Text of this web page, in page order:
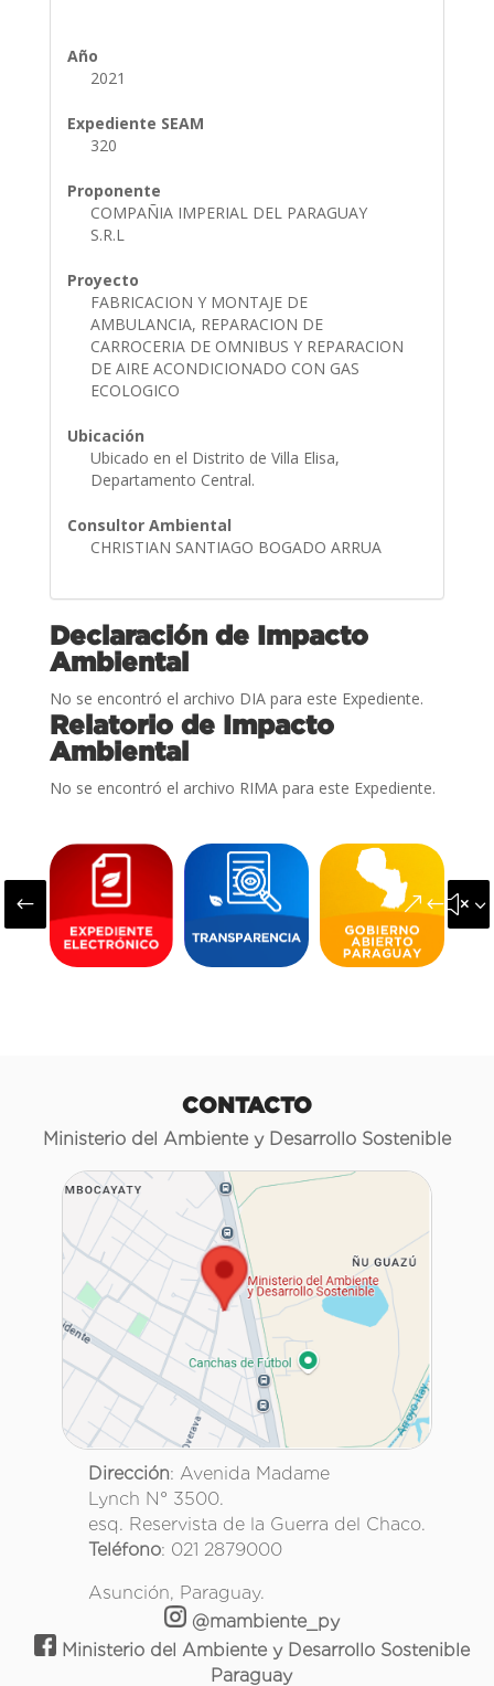
Año
2021
Expediente SEAM
320
Proponente
COMPAÑIA IMPERIAL DEL PARAGUAY
S.R.L
Proyecto
FABRICACION Y MONTAJE DE
AMBULANCIA, REPARACION DE
CARROCERIA DE OMNIBUS Y REPARACION
DE AIRE ACONDICIONADO CON GAS
ECOLOGICO
Ubicación
Ubicado en el Distrito de Villa Elisa,
Departamento Central.
Consultor Ambiental
CHRISTIAN SANTIAGO BOGADO ARRUA
Declaración de Impacto
Ambiental
No se encontró el archivo DIA para este Expediente.
Relatorio de Impacto
Ambiental
No se encontró el archivo RIMA para este Expediente.
#
CONTACTO
Ministerio del Ambiente y Desarrollo Sostenible
Dirección: Avenida Madame
Lynch N° 3500.
esq. Reservista de la Guerra del Chaco.
Teléfono: 021 2879000
Asunción, Paraguay.
@mambiente_py
Ministerio del Ambiente y Desarrollo Sostenible
Paraguay